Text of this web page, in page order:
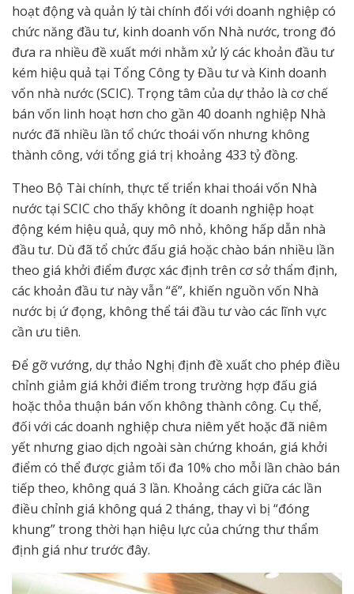
hoạt động và quản lý tài chính đối với doanh nghiệp có
chức năng đầu tư, kinh doanh vốn Nhà nước, trong đó
đưa ra nhiều đề xuất mới nhằm xử lý các khoản đầu tư
kém hiệu quả tại Tổng Công ty Đầu tư và Kinh doanh
vốn nhà nước (SCIC). Trọng tâm của dự thảo là cơ chế
bán vốn linh hoạt hơn cho gần 40 doanh nghiệp Nhà
nước đã nhiều lần tổ chức thoái vốn nhưng không
thành công, với tổng giá trị khoảng 433 tỷ đồng.
Theo Bộ Tài chính, thực tế triển khai thoái vốn Nhà
nước tại SCIC cho thấy không ít doanh nghiệp hoạt
động kém hiệu quả, quy mô nhỏ, không hấp dẫn nhà
đầu tư. Dù đã tổ chức đấu giá hoặc chào bán nhiều lần
theo giá khởi điểm được xác định trên cơ sở thẩm định,
các khoản đầu tư này vẫn “ế”, khiến nguồn vốn Nhà
nước bị ứ đọng, không thể tái đầu tư vào các lĩnh vực
cần ưu tiên.
Để gỡ vướng, dự thảo Nghị định đề xuất cho phép điều
chỉnh giảm giá khởi điểm trong trường hợp đấu giá
hoặc thỏa thuận bán vốn không thành công. Cụ thể,
đối với các doanh nghiệp chưa niêm yết hoặc đã niêm
yết nhưng giao dịch ngoài sàn chứng khoán, giá khởi
điểm có thể được giảm tối đa 10% cho mỗi lần chào bán
tiếp theo, không quá 3 lần. Khoảng cách giữa các lần
điều chỉnh giá không quá 2 tháng, thay vì bị “đóng
khung” trong thời hạn hiệu lực của chứng thư thẩm
định giá như trước đây.